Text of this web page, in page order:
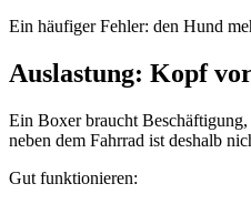
Ein häufiger Fehler: den Hund
Auslastung: Kopf
Ein Boxer braucht
neben dem Fahrrad ist deshalb
Gut funktionieren: